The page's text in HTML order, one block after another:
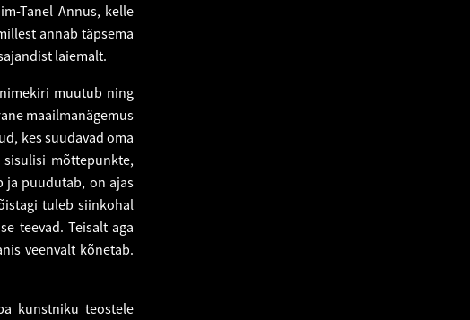
Tanel Annus, kelle
annab täpsema
laiemalt.
muutub ning
maailmanägemus
kes suudavad oma
mõttepunkte,
ja puudutab, on ajas
tuleb siinkohal
teevad. Teisalt aga
veenvalt kõnetab.
kunstniku teostele